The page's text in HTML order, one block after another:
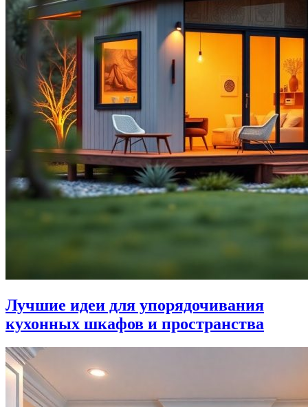
Лучшие идеи для упорядочивания
кухонных шкафов и пространства